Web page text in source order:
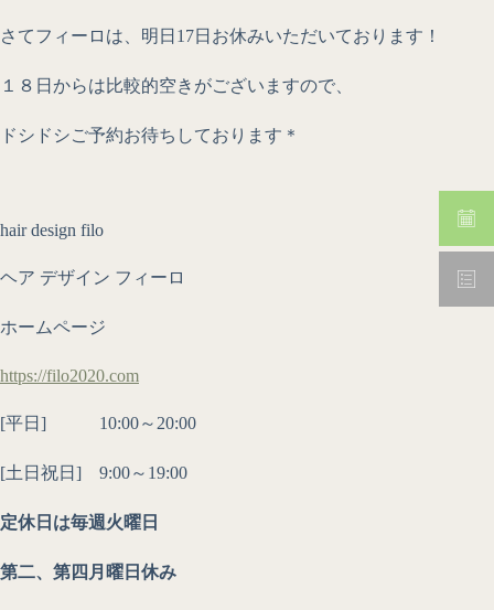
さてフィーロは、明日17日お休みいただいております！
１８日からは比較的空きがございますので、
ドシドシご予約お待ちしております＊
hair design filo
ヘア デザイン フィーロ
ホームページ
https://filo2020.com
[平日] 10:00～20:00
[土日祝日] 9:00～19:00
定休日は毎週火曜日
第二、第四月曜日休み